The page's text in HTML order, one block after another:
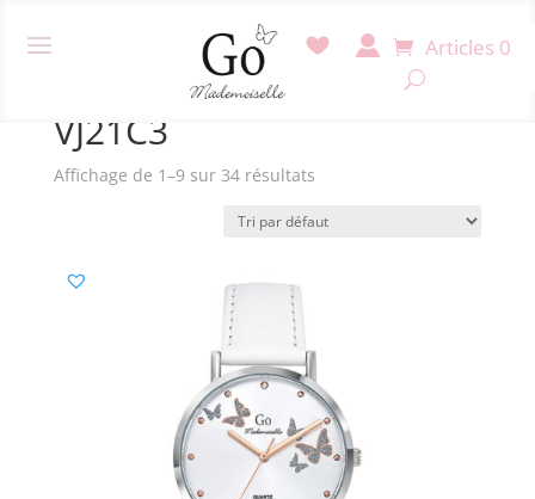
Articles 0
/ Produit Mouvement / VJ21C3
VJ21C3
Affichage de 1–9 sur 34 résultats